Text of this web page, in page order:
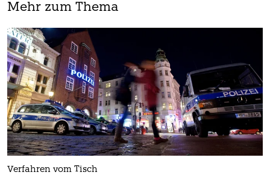
Mehr zum Thema
Verfahren vom Tisch